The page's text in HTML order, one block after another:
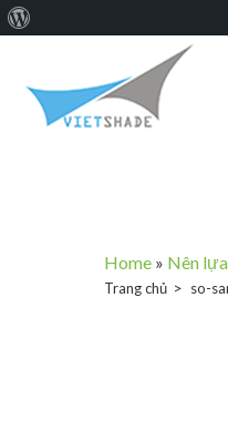
Home » Nên
Trang chủ so-
về
WordPress